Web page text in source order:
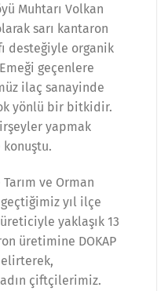
Muhtarı Volkan
sarı kantaron
desteğiyle organik
geçenlere
ilaç sanayinde
yönlü bir bitkidir.
yapmak
ve Orman
yıl ilçe
yaklaşık 13
üretimine DOKAP
çiftçilerimiz.